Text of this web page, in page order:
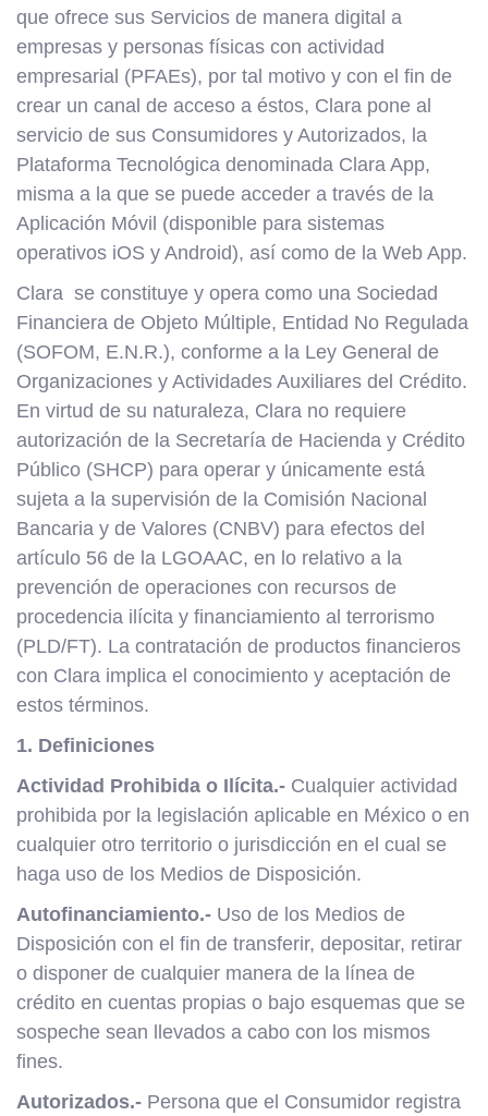
que ofrece sus Servicios de manera digital a
empresas y personas físicas con actividad
empresarial (PFAEs), por tal motivo y con el fin de
crear un canal de acceso a éstos, Clara pone al
servicio de sus Consumidores y Autorizados, la
Plataforma Tecnológica denominada Clara App,
misma a la que se puede acceder a través de la
Aplicación Móvil (disponible para sistemas
operativos iOS y Android), así como de la Web App.
Clara se constituye y opera como una Sociedad
Financiera de Objeto Múltiple, Entidad No Regulada
(SOFOM, E.N.R.), conforme a la Ley General de
Organizaciones y Actividades Auxiliares del Crédito.
En virtud de su naturaleza, Clara no requiere
autorización de la Secretaría de Hacienda y Crédito
Público (SHCP) para operar y únicamente está
sujeta a la supervisión de la Comisión Nacional
Bancaria y de Valores (CNBV) para efectos del
artículo 56 de la LGOAAC, en lo relativo a la
prevención de operaciones con recursos de
procedencia ilícita y financiamiento al terrorismo
(PLD/FT). La contratación de productos financieros
con Clara implica el conocimiento y aceptación de
estos términos.
1. Definiciones
Actividad Prohibida o Ilícita.- Cualquier actividad
prohibida por la legislación aplicable en México o en
cualquier otro territorio o jurisdicción en el cual se
haga uso de los Medios de Disposición.
Autofinanciamiento.- Uso de los Medios de
Disposición con el fin de transferir, depositar, retirar
o disponer de cualquier manera de la línea de
crédito en cuentas propias o bajo esquemas que se
sospeche sean llevados a cabo con los mismos
fines.
Autorizados.- Persona que el Consumidor registra